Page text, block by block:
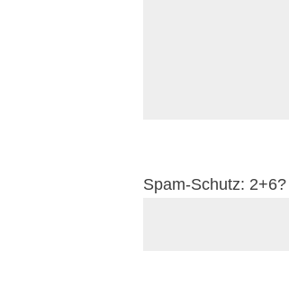
Spam-Schutz: 2+6?